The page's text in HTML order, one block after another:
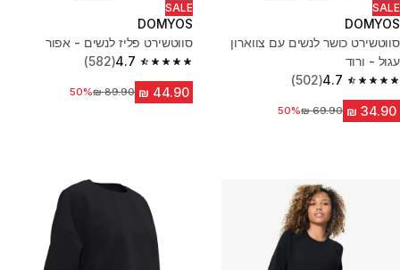
SALE
DOMYOS
סווטשירט כושר לנשים עם צווארון
עגול - ורוד
4.7
4.7 out of 5 stars from 502 reviews
(502)
מחיר לפני הנחה‏69.90 ₪
50%
SALE
DOMYOS
סווטשירט פליז לנשים - אפור
4.7
4.7 out of 5 stars from 582 reviews
(582)
מחיר לפני הנחה‏89.90 ₪
50%